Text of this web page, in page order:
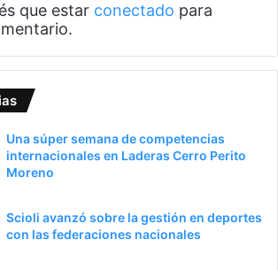
que estar conectado para
Una súper semana de competencias
internacionales en Laderas Cerro Perito
Moreno
Scioli avanzó sobre la gestión en deportes
con las federaciones nacionales